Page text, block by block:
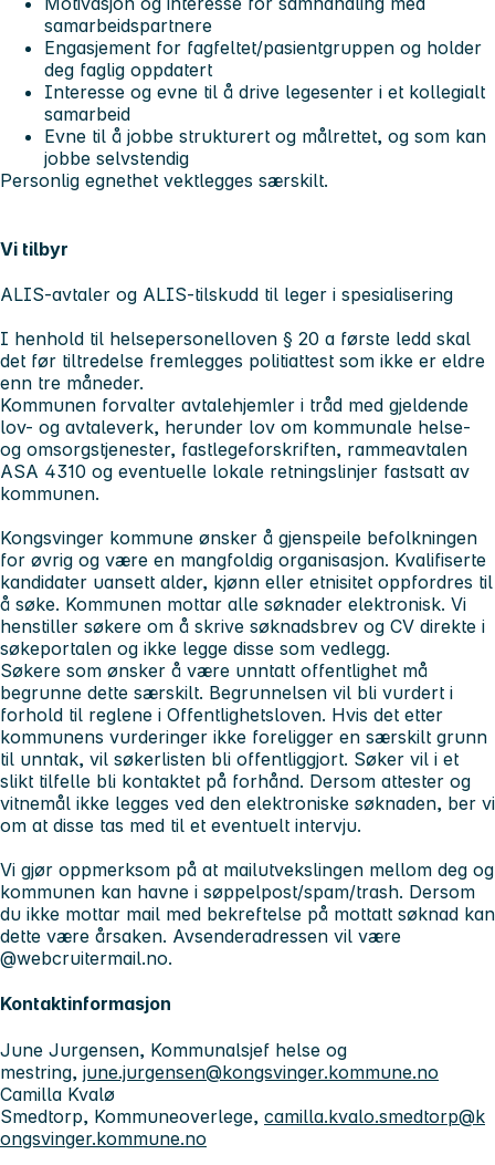
samarbeidspartnere
Engasjement for fagfeltet/pasientgruppen og holder
deg faglig oppdatert
Interesse og evne til å drive legesenter i et kollegialt
samarbeid
Evne til å jobbe strukturert og målrettet, og som kan
jobbe selvstendig
Personlig egnethet vektlegges særskilt.
Vi tilbyr
ALIS-avtaler og ALIS-tilskudd til leger i spesialisering
I henhold til helsepersonelloven § 20 a første ledd skal
det før tiltredelse fremlegges politiattest som ikke er eldre
enn tre måneder.
Kommunen forvalter avtalehjemler i tråd med gjeldende
lov- og avtaleverk, herunder lov om kommunale helse-
og omsorgstjenester, fastlegeforskriften, rammeavtalen
ASA 4310 og eventuelle lokale retningslinjer fastsatt av
kommunen.
Kongsvinger kommune ønsker å gjenspeile befolkningen
for øvrig og være en mangfoldig organisasjon. Kvalifiserte
kandidater uansett alder, kjønn eller etnisitet oppfordres til
å søke. Kommunen mottar alle søknader elektronisk. Vi
henstiller søkere om å skrive søknadsbrev og CV direkte i
søkeportalen og ikke legge disse som vedlegg.
Søkere som ønsker å være unntatt offentlighet må
begrunne dette særskilt. Begrunnelsen vil bli vurdert i
forhold til reglene i Offentlighetsloven. Hvis det etter
kommunens vurderinger ikke foreligger en særskilt grunn
til unntak, vil søkerlisten bli offentliggjort. Søker vil i et
slikt tilfelle bli kontaktet på forhånd. Dersom attester og
vitnemål ikke legges ved den elektroniske søknaden, ber vi
om at disse tas med til et eventuelt intervju.
Vi gjør oppmerksom på at mailutvekslingen mellom deg og
kommunen kan havne i søppelpost/spam/trash. Dersom
du ikke mottar mail med bekreftelse på mottatt søknad kan
dette være årsaken. Avsenderadressen vil være
@webcruitermail.no.
Kontaktinformasjon
June Jurgensen, Kommunalsjef helse og
mestring, june.jurgensen@kongsvinger.kommune.no
Camilla Kvalø
Smedtorp, Kommuneoverlege, camilla.kvalo.smedtorp@k
ongsvinger.kommune.no